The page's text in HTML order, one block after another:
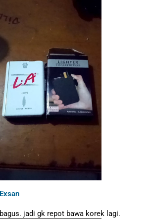
Exsan
bagus. jadi gk repot bawa korek lagi.